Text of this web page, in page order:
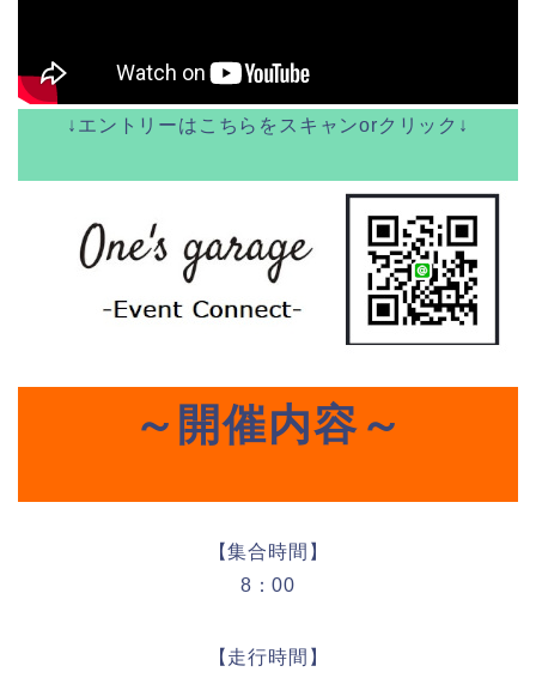
↓エントリーはこちらをスキャンorクリック↓
～開催内容～
【集合時間】
8：00
【走行時間】